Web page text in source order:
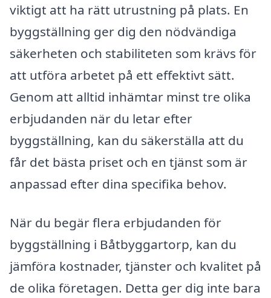
viktigt att ha rätt utrustning på plats. En
byggställning ger dig den nödvändiga
säkerheten och stabiliteten som krävs för
att utföra arbetet på ett effektivt sätt.
Genom att alltid inhämtar minst tre olika
erbjudanden när du letar efter
byggställning, kan du säkerställa att du
får det bästa priset och en tjänst som är
anpassad efter dina specifika behov.
När du begär flera erbjudanden för
byggställning i Båtbyggartorp, kan du
jämföra kostnader, tjänster och kvalitet på
de olika företagen. Detta ger dig inte bara